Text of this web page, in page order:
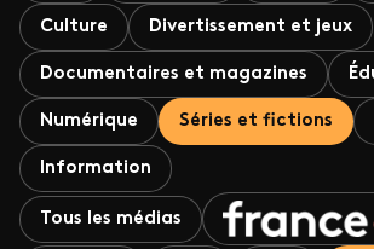
Culture Divertissement et jeux
Documentaires et magazines
Numérique Séries et fictions
Information
Tous les médias